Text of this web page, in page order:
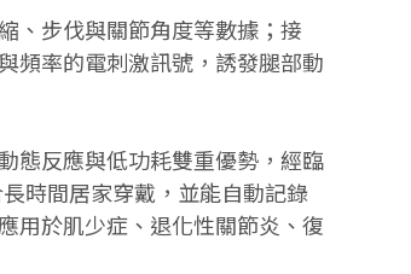
、步伐與關節角度等數據；接
頻率的電刺激訊號，誘發腿部動
態反應與低功耗雙重優勢，經臨
時間居家穿戴，並能自動記錄
用於肌少症、退化性關節炎、復